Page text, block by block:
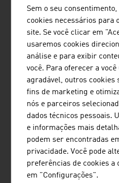
Austrian Development
Banco de
Austrian Research
International Development
Ministério Federal
Internacionais
Content Navigation
Uma perspectiva geral da
Sem o seu
cookies necessários para
site. Se você clicar em
usaremos cookies
análise e para exibir
você. Para oferecer a
agradável, outros cookies
fins de marketing e
nós e parceiros
dados técnicos pessoais.
e informações mais
podem ser encontradas
privacidade. Você pode
preferências de cookies a
em "Configurações".